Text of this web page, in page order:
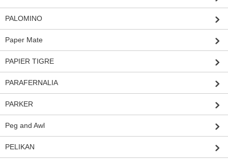
PALOMINO
Paper Mate
PAPIER TIGRE
PARAFERNALIA
PARKER
Peg and Awl
PELIKAN